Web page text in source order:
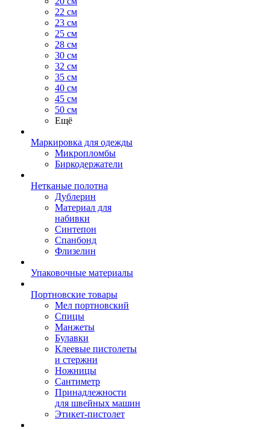
22 см
23 см
25 см
28 см
30 см
32 см
35 см
40 см
45 см
50 см
Ещё
Маркировка для одежды
Микропломбы
Биркодержатели
Нетканые полотна
Дублерин
Материал для
набивки
Синтепон
Спанбонд
Флизелин
Упаковочные материалы
Портновские товары
Мел портновский
Спицы
Манжеты
Булавки
Клеевые пистолеты
и стержни
Ножницы
Сантиметр
Принадлежности
для швейных машин
Этикет-пистолет